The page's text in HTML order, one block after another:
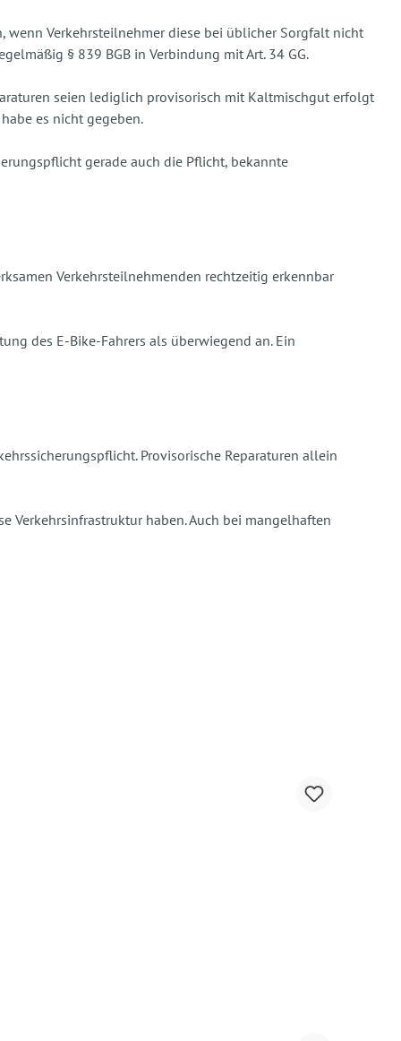
wenn Verkehrsteilnehmer diese bei üblicher Sorgfalt nicht
§ 839 BGB in Verbindung mit Art. 34 GG.
seien lediglich provisorisch mit Kaltmischgut erfolgt
es nicht gegeben.
gerade auch die Pflicht, bekannte
Verkehrsteilnehmenden rechtzeitig erkennbar
des E-Bike-Fahrers als überwiegend an. Ein
Provisorische Reparaturen allein
Verkehrsinfrastruktur haben. Auch bei mangelhaften